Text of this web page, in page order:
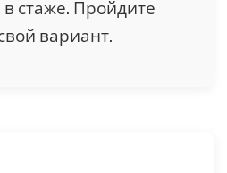
стаже. Пройдите
вариант.